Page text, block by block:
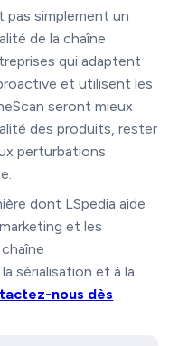
pas simplement un
de la chaîne
qui adaptent
et utilisent les
seront mieux
des produits, rester
perturbations
dont LSpedia aide
et les
sérialisation et à la
nous dès